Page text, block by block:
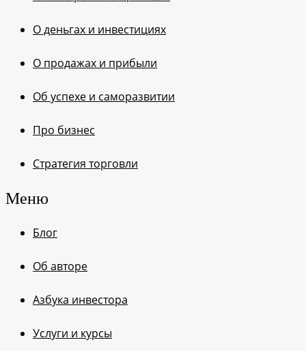
О деньгах и инвестициях
О продажах и прибыли
Об успехе и саморазвитии
Про бизнес
Стратегия торговли
Меню
Блог
Об авторе
Азбука инвестора
Услуги и курсы